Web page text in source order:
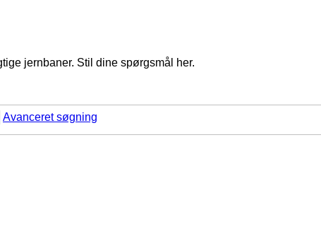
jernbaner. Stil dine spørgsmål her.
Avanceret søgning